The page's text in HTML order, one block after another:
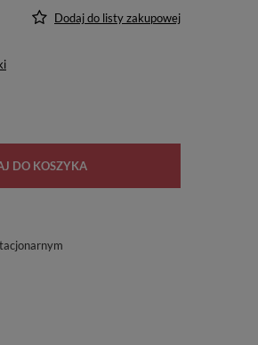
Dodaj do listy zakupowej
DO KOSZYKA